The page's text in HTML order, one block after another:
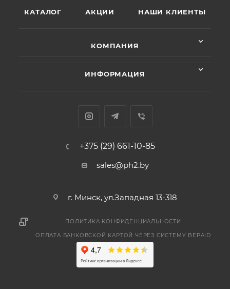
КАТАЛОГ АКЦИИ НАШИ КЛИЕНТЫ
КОМПАНИЯ
ИНФОРМАЦИЯ
+375 (29) 661-10-85
sales@ph2.by
г. Минск, ул.Западная 13-318
ПОЛИТИКА КОНФИДЕНЦИАЛЬНОСТИ
ОПЛАТА БАНКОВСКОЙ КАРТОЙ ЧЕРЕЗ СИСТЕМУ BEPAID